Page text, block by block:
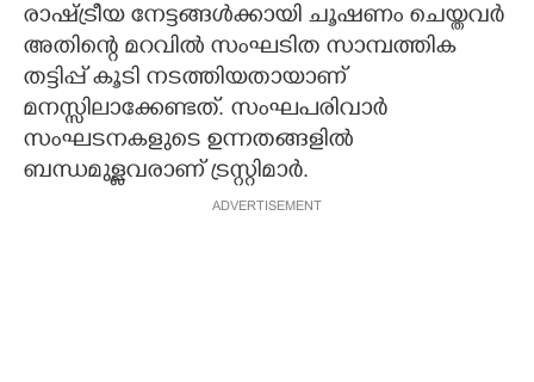
രാഷ്ട്രീയ നേട്ടങ്ങൾക്കായി ചൂഷണം ചെയ്തവർ
അതിന്റെ മറവിൽ സംഘടിത സാമ്പത്തിക
തട്ടിപ്പ് കൂടി നടത്തിയതായാണ്
മനസ്സിലാക്കേണ്ടത്. സംഘപരിവാർ
സംഘടനകളുടെ ഉന്നതങ്ങളിൽ
ബന്ധമുള്ളവരാണ് ട്രസ്റ്റിമാർ.
ADVERTISEMENT